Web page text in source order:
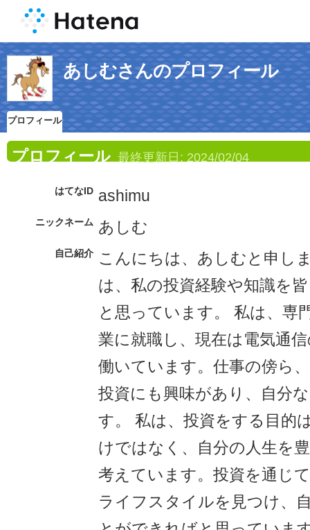
あしむさんのプロフィール
プロフィール
プロフィール 最終更新日: 2024/02/04
はてなID ashimu
ニックネーム あしむ
自己紹介 こんにちは、あしむと申し
は、私の投資経験や知識を
と思っています。 私は、専
業に就職し、現在は電気通
働いています。仕事の傍ら
投資にも興味があり、自分
す。 私は、投資をする目的
けではなく、自分の人生を
考えています。投資を通じ
ライフスタイルを見つけ、